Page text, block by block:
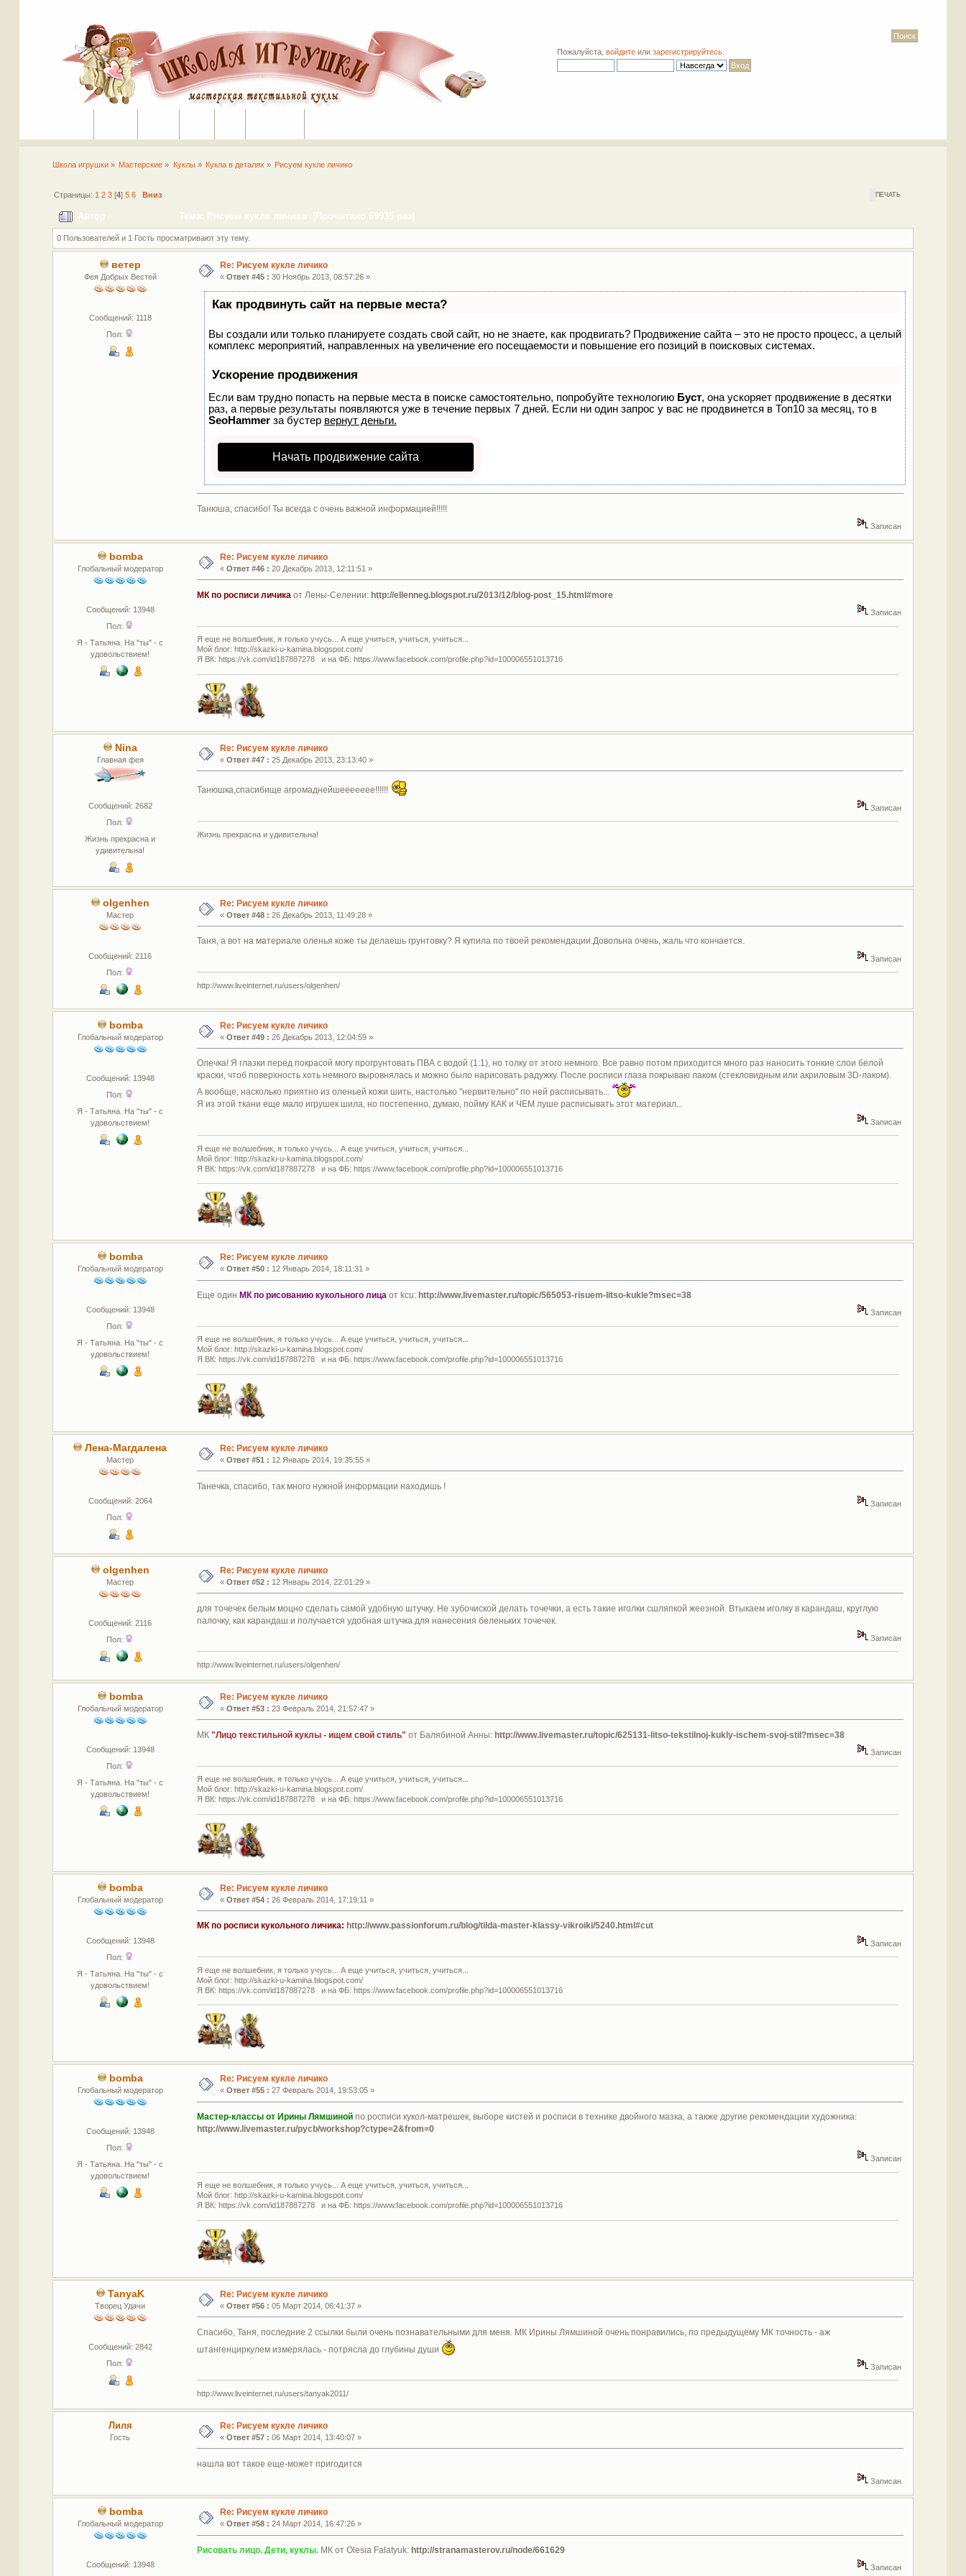
Пожалуйста,войдите илизарегистрируйтесь
Школа игрушки » Мастерские » Куклы» Кукла в деталях » Рисуем кукле личико
ПЕЧАТЬ
Страницы: 1 2 3 [4]5 6 Вниз
Автор Тема: Рисуем кукле личико (Прочитано 69935 раз)
0 Пользователей и 1 Гость просматривают эту тему.
ветер
Фея Добрых Вестей
Сообщений: 1118
Пол:
Re: Рисуем кукле личико
« Ответ #45 : 30 Ноябрь 2013, 08:57:26 »
Как продвинуть сайт на первые места?
Вы создали или только планируете создать свой сайт, но не знаете, как продвигать? Продвижение сайта – это не просто процесс, а целый
комплекс мероприятий, направленных на увеличение его посещаемости и повышение его позиций в поисковых системах.
Ускорение продвижения
Если вам трудно попасть на первые места в поиске самостоятельно, попробуйте технологию Буст, она ускоряет продвижение в десятки
раз, а первые результаты появляются уже в течение первых 7 дней. Если ни один запрос у вас не продвинется в Топ10 за месяц, то в
SeoHammerза бустер вернут деньги.
Начать продвижение сайта
Танюша, спасибо! Ты всегда с очень важной информацией!!!!!
Записан
bomba
Глобальный модератор
Сообщений: 13948
Пол:
Я - Татьяна. На "ты" - с
удовольствием!
Re: Рисуем кукле личико
« Ответ #46 : 20 Декабрь 2013, 12:11:51 »
МК по росписи личикаот Лены-Селении: http://ellenneg.blogspot.ru/2013/12/blog-post_15.html#more
Записан
Я еще не волшебник, я только учусь... А еще учиться, учиться, учиться...
Мой блог: http://skazki-u-kamina.blogspot.com/
Я ВК: https://vk.com/id187887278 и на ФБ: https://www.facebook.com/profile.php?id=100006551013716
Nina
Главная фея
Сообщений: 2682
Пол:
Жизнь прекрасна и
удивительна!
Re: Рисуем кукле личико
« Ответ #47 : 25 Декабрь 2013, 23:13:40 »
Танюшка,спасибище агромаднейшеееееее!!!!!!
Записан
Жизнь прекрасна и удивительна!
olgenhen
Мастер
Сообщений: 2116
Пол:
Re: Рисуем кукле личико
« Ответ #48 : 26 Декабрь 2013, 11:49:28 »
Таня, а вот на материале оленья коже ты делаешь грунтовку? Я купила по твоей рекомендации.Довольна очень, жаль что кончается.
Записан
http://www.liveinternet.ru/users/olgenhen/
bomba
Глобальный модератор
Сообщений: 13948
Пол:
Я - Татьяна. На "ты" - с
удовольствием!
Re: Рисуем кукле личико
« Ответ #49 : 26 Декабрь 2013, 12:04:59 »
Олечка! Я глазки перед покрасой могу прогрунтовать ПВА с водой (1:1), но толку от этого немного. Все равно потом приходится много раз наносить тонкие слои белой
краски, чтоб поверхность хоть немного выровнялась и можно было нарисовать радужку. После росписи глаза покрываю лаком (стекловидным или акриловым 3D-лаком).
А вообще, насколько приятно из оленьей кожи шить, настолько "нервительно" по ней расписывать...
Я из этой ткани еще мало игрушек шила, но постепенно, думаю, пойму КАК и ЧЕМ луше расписывать этот материал...
Записан
Я еще не волшебник, я только учусь... А еще учиться, учиться, учиться...
Мой блог: http://skazki-u-kamina.blogspot.com/
Я ВК: https://vk.com/id187887278 и на ФБ: https://www.facebook.com/profile.php?id=100006551013716
bomba
Глобальный модератор
Сообщений: 13948
Пол:
Я - Татьяна. На "ты" - с
удовольствием!
Re: Рисуем кукле личико
« Ответ #50 : 12 Январь 2014, 18:11:31 »
Еще один МК по рисованию кукольного лицаот kcu: http://www.livemaster.ru/topic/565053-risuem-litso-kukle?msec=38
Записан
Я еще не волшебник, я только учусь... А еще учиться, учиться, учиться...
Мой блог: http://skazki-u-kamina.blogspot.com/
Я ВК: https://vk.com/id187887278 и на ФБ: https://www.facebook.com/profile.php?id=100006551013716
Лена-Магдалена
Мастер
Сообщений: 2064
Пол:
Re: Рисуем кукле личико
« Ответ #51 : 12 Январь 2014, 19:35:55 »
Танечка, спасибо, так много нужной информации находишь !
Записан
olgenhen
Мастер
Сообщений: 2116
Пол:
Re: Рисуем кукле личико
« Ответ #52 : 12 Январь 2014, 22:01:29 »
для точечек белым моцно сделать самой удобную штучку. Не зубочиской делать точечки, а есть такие иголки сшляпкой жеезной. Втыкаем иголку в карандаш, круглую
палочку, как карандаш и получается удобная штучка для нанесения беленьких точечек.
Записан
http://www.liveinternet.ru/users/olgenhen/
bomba
Глобальный модератор
Сообщений: 13948
Пол:
Я - Татьяна. На "ты" - с
удовольствием!
Re: Рисуем кукле личико
« Ответ #53 : 23 Февраль 2014, 21:57:47 »
МК "Лицо текстильной куклы - ищем свой стиль" от Балябиной Анны: http://www.livemaster.ru/topic/625131-litso-tekstilnoj-kukly-ischem-svoj-stil?msec=38
Записан
Я еще не волшебник, я только учусь... А еще учиться, учиться, учиться...
Мой блог: http://skazki-u-kamina.blogspot.com/
Я ВК: https://vk.com/id187887278 и на ФБ: https://www.facebook.com/profile.php?id=100006551013716
bomba
Глобальный модератор
Сообщений: 13948
Пол:
Я - Татьяна. На "ты" - с
удовольствием!
Re: Рисуем кукле личико
« Ответ #54 : 26 Февраль 2014, 17:19:11 »
МК по росписи кукольного личика: http://www.passionforum.ru/blog/tilda-master-klassy-vikroiki/5240.html#cut
Записан
Я еще не волшебник, я только учусь... А еще учиться, учиться, учиться...
Мой блог: http://skazki-u-kamina.blogspot.com/
Я ВК: https://vk.com/id187887278 и на ФБ: https://www.facebook.com/profile.php?id=100006551013716
bomba
Глобальный модератор
Сообщений: 13948
Пол:
Я - Татьяна. На "ты" - с
удовольствием!
Re: Рисуем кукле личико
« Ответ #55 : 27 Февраль 2014, 19:53:05 »
Мастер-классы от Ирины Лямшинойпо росписи кукол-матрешек, выборе кистей и росписи в технике двойного мазка, а также другие рекомендации художника:
http://www.livemaster.ru/pycb/workshop?ctype=2&from=0
Записан
Я еще не волшебник, я только учусь... А еще учиться, учиться, учиться...
Мой блог: http://skazki-u-kamina.blogspot.com/
Я ВК: https://vk.com/id187887278 и на ФБ: https://www.facebook.com/profile.php?id=100006551013716
TanyaK
Творец Удачи
Сообщений: 2842
Пол:
Re: Рисуем кукле личико
« Ответ #56 : 05 Март 2014, 06:41:37 »
Спасибо, Таня, последние 2 ссылки были очень познавательными для меня. МК Ирины Лямшиной очень понравились, по предыдущему МК точность - аж
штангенциркулем измерялась - потрясла до глубины души
Записан
http://www.liveinternet.ru/users/tanyak2011/
Лиля
Гость
Re: Рисуем кукле личико
« Ответ #57 : 06 Март 2014, 13:40:07 »
нашла вот такое еще-может пригодится
Записан
bomba
Глобальный модератор
Сообщений: 13948
Re: Рисуем кукле личико
« Ответ #58 : 24 Март 2014, 16:47:26 »
Рисовать лицо. Дети, куклы.МК от Olesia Falatyuk: http://stranamasterov.ru/node/661629
Записан